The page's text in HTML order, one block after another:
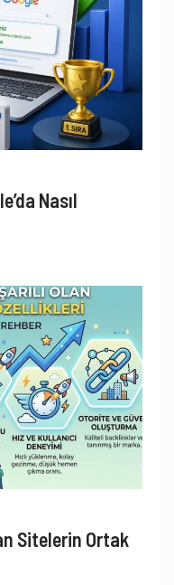
Nasıl
Sitelerin Ortak